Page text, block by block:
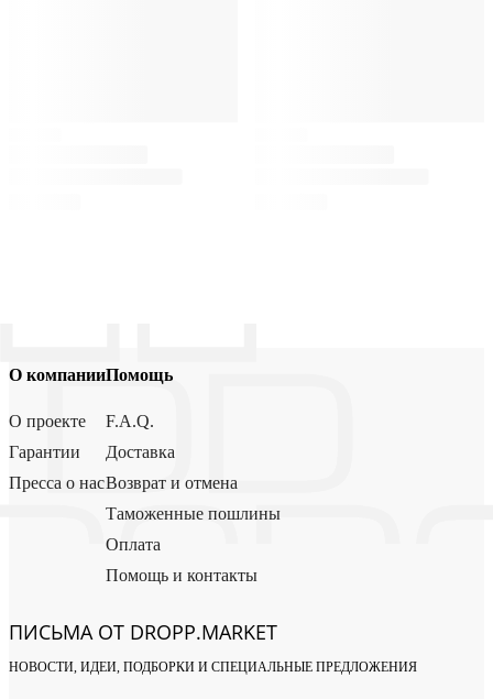
О компании
О проекте
Гарантии
Пресса о нас
Помощь
F.A.Q.
Доставка
Возврат и отмена
Таможенные пошлины
Оплата
Помощь и контакты
ПИСЬМА ОТ DROPP.MARKET
НОВОСТИ, ИДЕИ, ПОДБОРКИ И СПЕЦИАЛЬНЫЕ ПРЕДЛОЖЕНИЯ